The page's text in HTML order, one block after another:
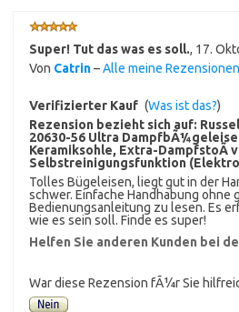
Super! Tut das was es soll., 17.
Von Catrin–Alle meine
Verifizierter Kauf (Was ist das?)
Rezension bezieht sich auf:
20630-56 Ultra
Keramiksohle, Extra-DampfstoÃ
Selbstreinigungsfunktion
Tolles Bügeleisen, liegt gut in der
schwer. Einfache Handhabung ohne
Bedienungsanleitung zu lesen. Es
wie es sein soll. Finde es super!
Helfen Sie anderen Kunden bei
War diese Rezension fÃ¼r Sie